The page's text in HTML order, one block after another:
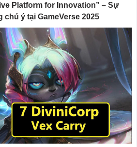
Platform for Innovation” – Sự
chú ý tại GameVerse 2025